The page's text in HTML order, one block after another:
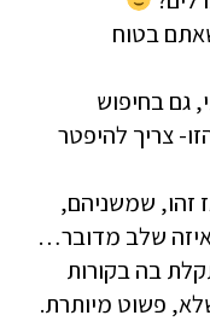
שאתם בטוח
גם בחיפוש
צריך להיפטר
זהו, שמשניהם,
שלב מדובר…
בה בקורות
פשוט מיותרת.